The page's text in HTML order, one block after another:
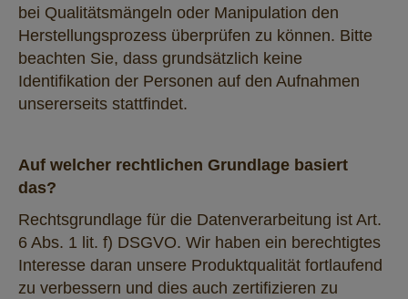
bei Qualitätsmängeln oder Manipulation den
Herstellungsprozess überprüfen zu können. Bitte
beachten Sie, dass grundsätzlich keine
Identifikation der Personen auf den Aufnahmen
unsererseits stattfindet.
Auf welcher rechtlichen Grundlage basiert
das?
Rechtsgrundlage für die Datenverarbeitung ist Art.
6 Abs. 1 lit. f) DSGVO. Wir haben ein berechtigtes
Interesse daran unsere Produktqualität fortlaufend
zu verbessern und dies auch zertifizieren zu